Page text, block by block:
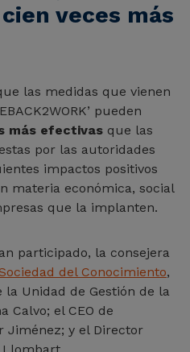
veces más
las medidas que vienen
pueden
más efectivas que las
por las autoridades
impactos positivos
materia económica, social
que la implanten.
participado, la consejera
del Conocimiento,
Unidad de Gestión de la
Calvo; el CEO de
Jiménez; y el Director